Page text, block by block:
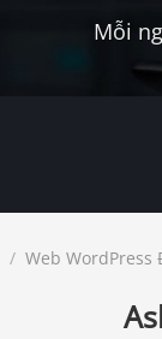
Mỗi
/ Web WordPress